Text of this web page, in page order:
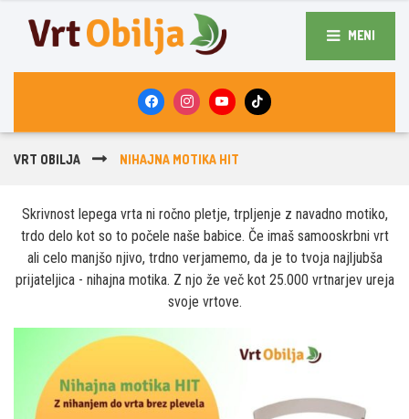
MENI
VRT OBILJA NIHAJNA MOTIKA HIT
Skrivnost lepega vrta ni ročno pletje, trpljenje z navadno motiko,
trdo delo kot so to počele naše babice. Če imaš samooskrbni vrt
ali celo manjšo njivo, trdno verjamemo, da je to tvoja najljubša
prijateljica - nihajna motika. Z njo že več kot 25.000 vrtnarjev ureja
svoje vrtove.